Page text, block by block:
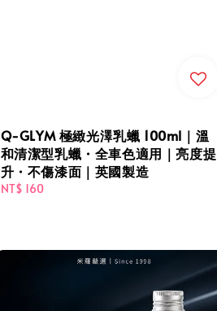
Q-GLYM 極緻光澤乳蠟 100ml｜溫
和清潔型乳蠟・全車色適用｜亮度提
升・不傷漆面｜英國製造
Regular
NT$ 160